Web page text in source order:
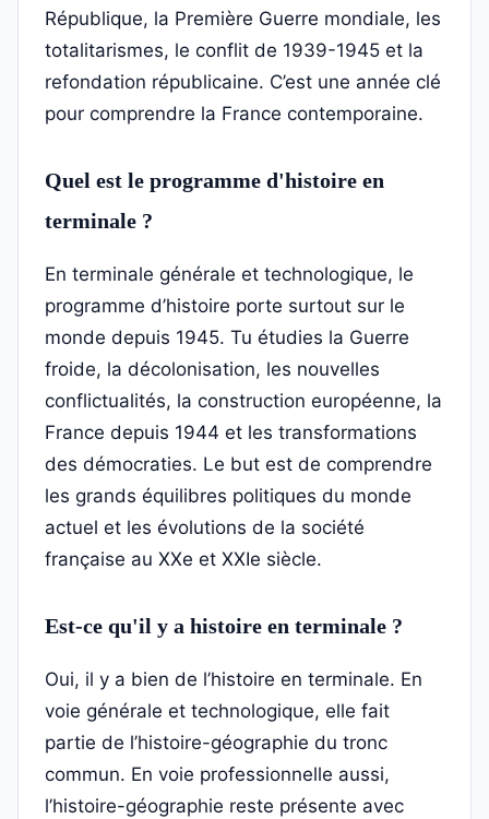
République, la Première Guerre mondiale, les
totalitarismes, le conflit de 1939-1945 et la
refondation républicaine. C’est une année clé
pour comprendre la France contemporaine.
Quel est le programme d'histoire en
terminale ?
En terminale générale et technologique, le
programme d’histoire porte surtout sur le
monde depuis 1945. Tu étudies la Guerre
froide, la décolonisation, les nouvelles
conflictualités, la construction européenne, la
France depuis 1944 et les transformations
des démocraties. Le but est de comprendre
les grands équilibres politiques du monde
actuel et les évolutions de la société
française au XXe et XXIe siècle.
Est-ce qu'il y a histoire en terminale ?
Oui, il y a bien de l’histoire en terminale. En
voie générale et technologique, elle fait
partie de l’histoire-géographie du tronc
commun. En voie professionnelle aussi,
l’histoire-géographie reste présente avec